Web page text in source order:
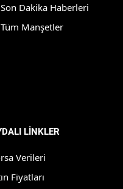
Son Dakika Haberleri
Tüm Manşetler
LİNKLER
Verileri
Fiyatları